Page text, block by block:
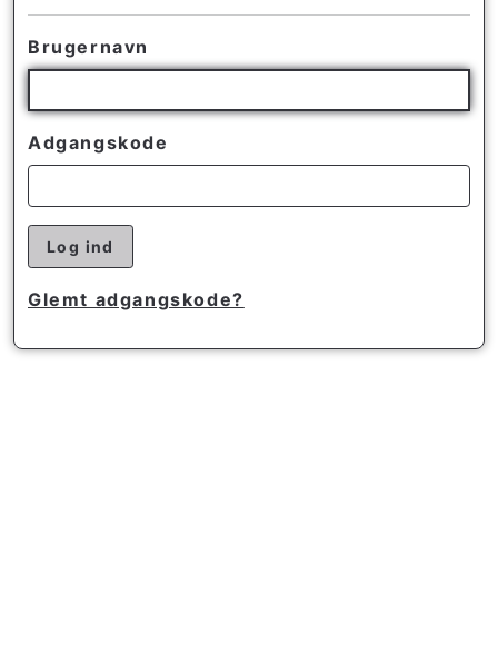
Brugernavn
Adgangskode
Log ind
Glemt adgangskode?